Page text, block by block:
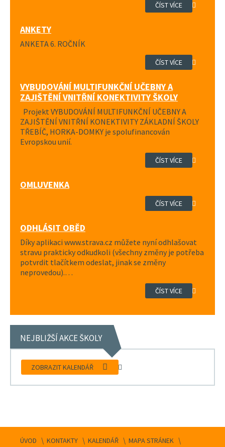
ČÍST VÍCE
ANKETY
ANKETA 6. ROČNÍK
ČÍST VÍCE
VYBUDOVÁNÍ MULTIFUNKČNÍ UČEBNY A
ZAJIŠTĚNÍ VNITŘNÍ KONEKTIVITY ŠKOLY
Projekt VYBUDOVÁNÍ MULTIFUNKČNÍ UČEBNY A
ZAJIŠTĚNÍ VNITŘNÍ KONEKTIVITY ZÁKLADNÍ ŠKOLY
TŘEBÍČ, HORKA-DOMKY je spolufinancován
Evropskou unií.
ČÍST VÍCE
OMLUVENKA
ČÍST VÍCE
ODHLÁSIT OBĚD
Díky aplikaci www.strava.cz můžete nyní odhlašovat
stravu prakticky odkudkoli (všechny změny je potřeba
potvrdit tlačítkem odeslat, jinak se změny
neprovedou).…
ČÍST VÍCE
NEJBLIŽŠÍ AKCE ŠKOLY
ZOBRAZIT KALENDÁŘ
ÚVOD KONTAKTY KALENDÁŘ MAPA STRÁNEK